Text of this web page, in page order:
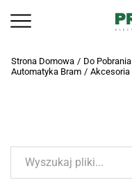
Strona Domowa / Do Pobrania
Automatyka Bram / Akcesoria